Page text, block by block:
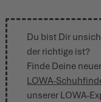
Du bist Dir
der richtige ist?
Finde Deine
LOWA-
unserer LOWA-